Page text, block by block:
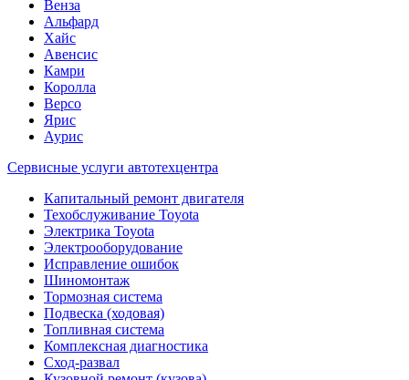
Венза
Альфард
Хайс
Авенсис
Камри
Королла
Версо
Ярис
Аурис
Сервисные услуги автотехцентра
Капитальный ремонт двигателя
Техобслуживание Toyota
Электрика Toyota
Электрооборудование
Исправление ошибок
Шиномонтаж
Тормозная система
Подвеска (ходовая)
Топливная система
Комплексная диагностика
Сход-развал